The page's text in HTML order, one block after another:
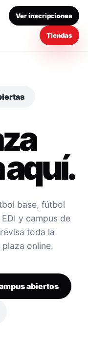
Ver inscripciones
Tiendas
base, fútbol
y campus de
toda la
online.
abiertos